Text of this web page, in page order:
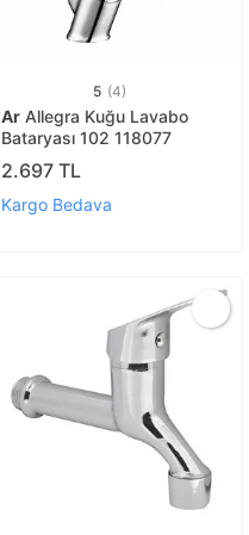
5 (4)
Ar Allegra Kuğu Lavabo
Bataryası 102 118077
2.697 TL
Kargo Bedava